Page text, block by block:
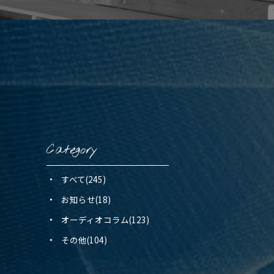
Category
すべて(245)
お知らせ(18)
オーディオコラム(123)
その他(104)